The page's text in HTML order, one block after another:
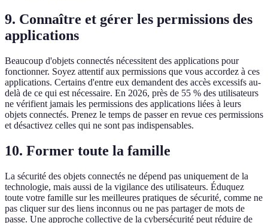
9. Connaître et gérer les permissions des
applications
Beaucoup d'objets connectés nécessitent des applications pour
fonctionner. Soyez attentif aux permissions que vous accordez à ces
applications. Certains d'entre eux demandent des accès excessifs au-
delà de ce qui est nécessaire. En 2026, près de 55 % des utilisateurs
ne vérifient jamais les permissions des applications liées à leurs
objets connectés. Prenez le temps de passer en revue ces permissions
et désactivez celles qui ne sont pas indispensables.
10. Former toute la famille
La sécurité des objets connectés ne dépend pas uniquement de la
technologie, mais aussi de la vigilance des utilisateurs. Éduquez
toute votre famille sur les meilleures pratiques de sécurité, comme ne
pas cliquer sur des liens inconnus ou ne pas partager de mots de
passe. Une approche collective de la cybersécurité peut réduire de